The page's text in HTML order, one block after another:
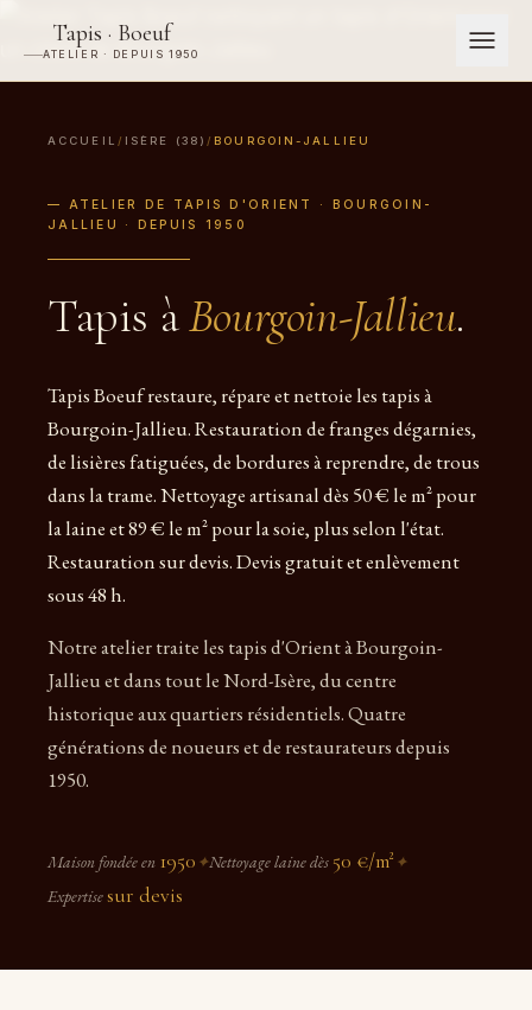
Tapis · Boeuf
ATELIER · DEPUIS 1950
ACCUEIL / ISÈRE (38) / BOURGOIN-JALLIEU
— ATELIER DE TAPIS D'ORIENT · BOURGOIN-
JALLIEU · DEPUIS 1950
Tapis àBourgoin-Jallieu.
Tapis Boeuf restaure, répare et nettoie les tapis à
Bourgoin-Jallieu. Restauration de franges dégarnies,
de lisières fatiguées, de bordures à reprendre, de trous
dans la trame. Nettoyage artisanal dès 50 € le m² pour
la laine et 89 € le m² pour la soie, plus selon l'état.
Restauration sur devis. Devis gratuit et enlèvement
sous 48 h.
Notre atelier traite les tapis d'Orient à Bourgoin-
Jallieu et dans tout le Nord-Isère, du centre
historique aux quartiers résidentiels. Quatre
générations de noueurs et de restaurateurs depuis
1950.
Maison fondée en 1950 ✦Nettoyage laine dès 50 €/m² ✦
Expertisesur devis